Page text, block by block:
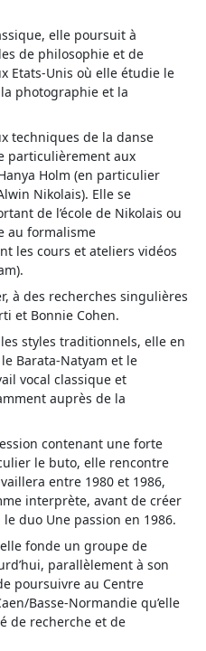
elle poursuit à
de philosophie et de
Etats-Unis où elle étudie le
photographie et la
techniques de la danse
particulièrement aux
Holm (en particulier
Nikolais). Elle se
de l’école de Nikolais ou
au formalisme
les cours et ateliers vidéos
à des recherches singulières
et Bonnie Cohen.
styles traditionnels, elle en
Barata-Natyam et le
vocal classique et
auprès de la
contenant une forte
le buto, elle rencontre
entre 1980 et 1986,
interprète, avant de créer
duo Une passion en 1986.
fonde un groupe de
parallèlement à son
poursuivre au Centre
Basse-Normandie qu’elle
de recherche et de